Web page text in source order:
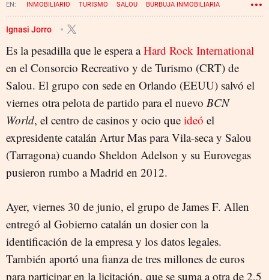
INMOBILIARIO TURISMO SALOU BURBUJA INMOBILIARIA
HOTELES INVERSIONES
CASINOS
Ignasi Jorro
Es la pesadilla que le espera aHard Rock International
en el Consorcio Recreativo y de Turismo (CRT) de
Salou. El grupo con sede en Orlando (EEUU) salvó el
viernes otra pelota de partido para el nuevo BCN
World, el centro de casinos y ocio que ideó el
expresidente catalán Artur Mas para Vila-seca y Salou
(Tarragona) cuando Sheldon Adelson y su Eurovegas
pusieron rumbo a Madrid en 2012.
Ayer, viernes 30 de junio, el grupo de James F. Allen
entregó al Gobierno catalán un dosier con la
identificación de la empresa y los datos legales.
También aportó una fianza de tres millones de euros
para participar en la licitación, que se suma a otra de 2,5